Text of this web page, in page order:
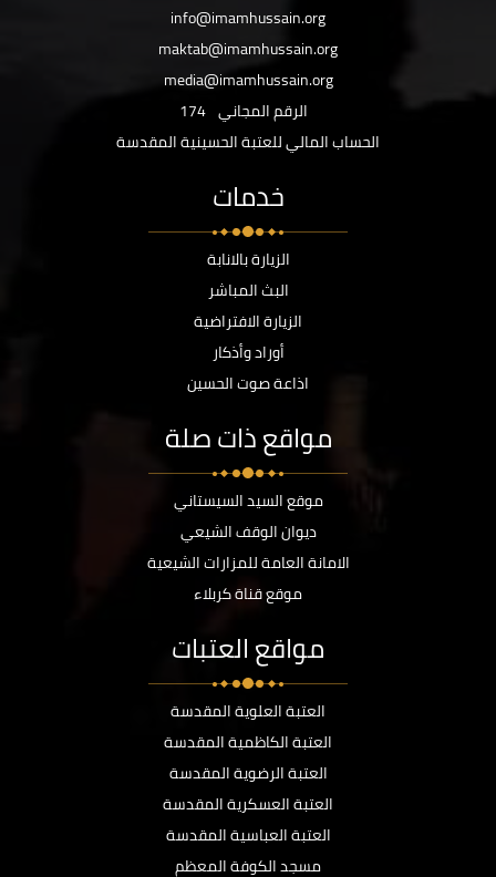
info@imamhussain.org
maktab@imamhussain.org
media@imamhussain.org
الرقم المجاني 174
الحساب المالي للعتبة الحسينية المقدسة
خدمات
الزيارة بالانابة
البث المباشر
الزيارة الافتراضية
أوراد وأذكار
اذاعة صوت الحسين
مواقع ذات صلة
موقع السيد السيستاني
ديوان الوقف الشيعي
الامانة العامة للمزارات الشيعية
موقع قناة كربلاء
مواقع العتبات
العتبة العلوية المقدسة
العتبة الكاظمية المقدسة
العتبة الرضوية المقدسة
العتبة العسكرية المقدسة
العتبة العباسية المقدسة
مسجد الكوفة المعظم